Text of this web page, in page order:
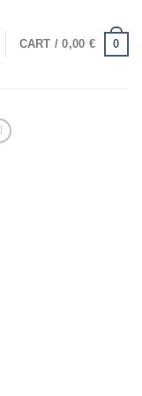
CART /0,00 € 0